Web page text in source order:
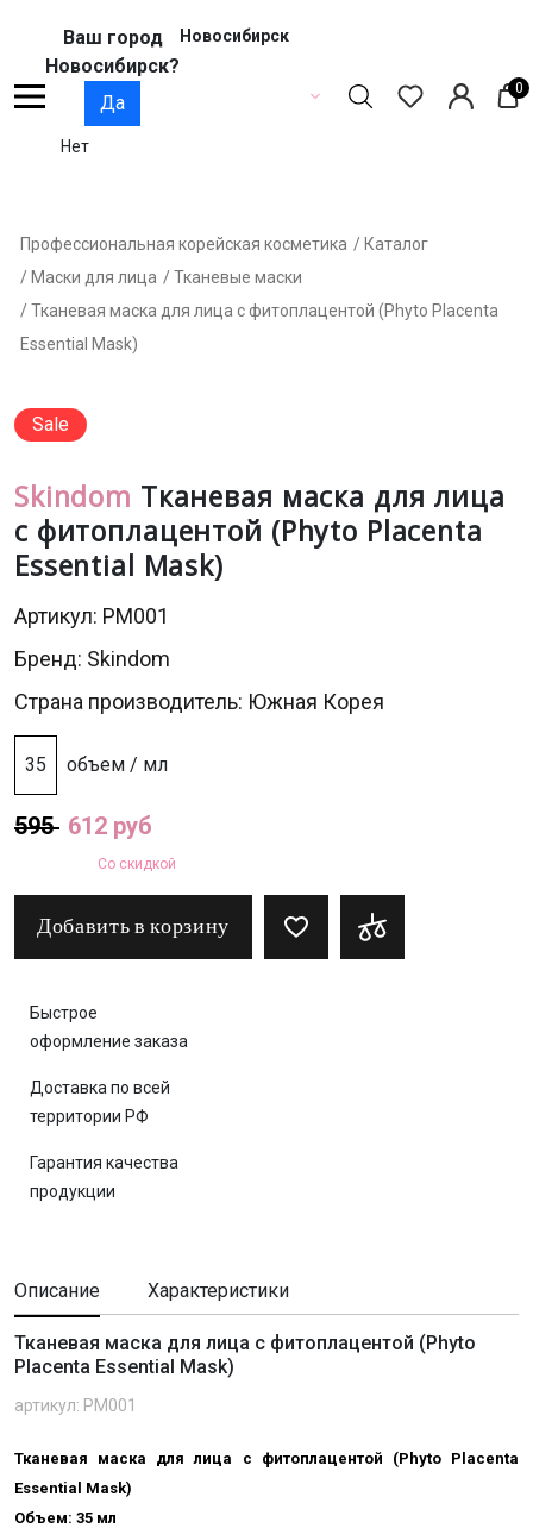
Ваш город
Новосибирск?
Да
Нет
Новосибирск
0
Профессиональная корейская косметика / Каталог
/ Маски для лица / Тканевые маски
/ Тканевая маска для лица с фитоплацентой (Phyto Placenta
Essential Mask)
Sale
Skindom Тканевая маска для лица
с фитоплацентой (Phyto Placenta
Essential Mask)
Артикул: PM001
Бренд: Skindom
Страна производитель: Южная Корея
35 объем / мл
595 612 руб
Со скидкой
Добавить в корзину
Быстрое
оформление заказа
Доставка по всей
территории РФ
Гарантия качества
продукции
Описание Характеристики
Тканевая маска для лица с фитоплацентой (Phyto
Placenta Essential Mask)
артикул: PM001
Тканевая маска для лица с фитоплацентой (Phyto Placenta
Essential Mask)
Объем: 35 мл